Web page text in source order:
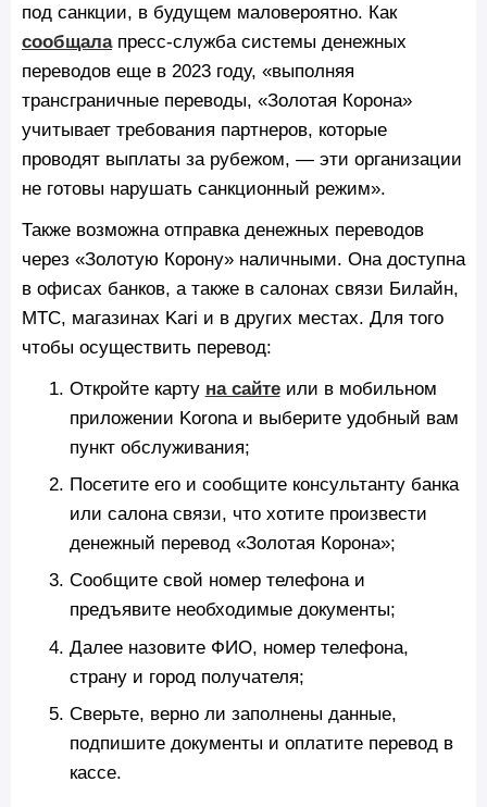
под санкции, в будущем маловероятно. Как
сообщалапресс-служба системы денежных
переводов еще в 2023 году, «выполняя
трансграничные переводы, «Золотая Корона»
учитывает требования партнеров, которые
проводят выплаты за рубежом, — эти организации
не готовы нарушать санкционный режим».
Также возможна отправка денежных переводов
через «Золотую Корону» наличными. Она доступна
в офисах банков, а также в салонах связи Билайн,
МТС, магазинах Kari и в других местах. Для того
чтобы осуществить перевод:
Откройте карту на сайтеили в мобильном
приложении Korona и выберите удобный вам
пункт обслуживания;
Посетите его и сообщите консультанту банка
или салона связи, что хотите произвести
денежный перевод «Золотая Корона»;
Сообщите свой номер телефона и
предъявите необходимые документы;
Далее назовите ФИО, номер телефона,
страну и город получателя;
Сверьте, верно ли заполнены данные,
подпишите документы и оплатите перевод в
кассе.